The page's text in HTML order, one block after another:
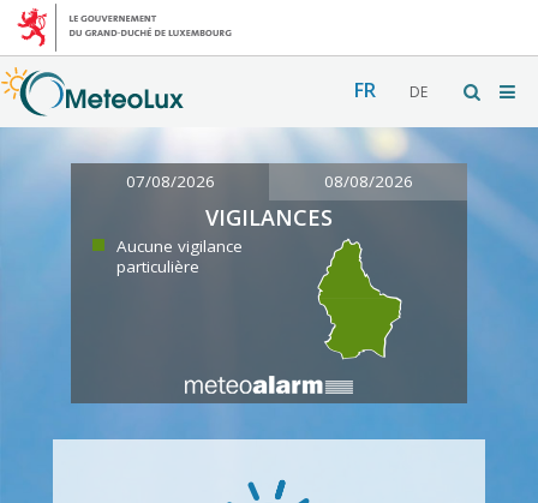
FR DE
07/08/2026 08/08/2026
VIGILANCES
Aucune vigilance
particulière